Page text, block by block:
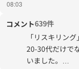
08:03
コメント639件
「リスキリン
20-30代だけで
いました。